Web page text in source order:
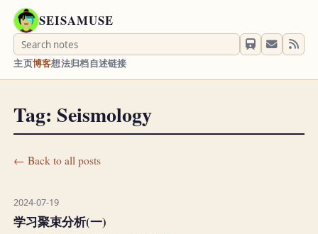
SEISAMUSE
主页博客想法归档自述链接
Tag: Seismology
← Back to all posts
2024-07-19
学习聚束分析(一)